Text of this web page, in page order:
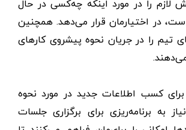
در اختیارمان قرار می‌دهد. همچنین
تیم را در جریان نحوه پیشروی کارهای
کسب اطلاعات جدید در مورد نحوه
به برنامه‌ریزی برای برگزاری جلسات